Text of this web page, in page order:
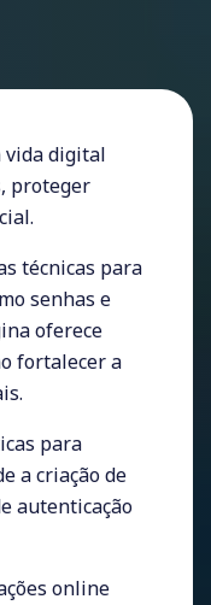
vida digital
proteger
técnicas para
senhas e
oferece
fortalecer a
para
a criação de
autenticação
online